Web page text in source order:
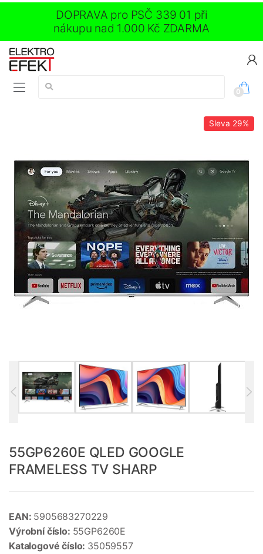
DOPRAVA pro PSČ 339 01 při
nákupu nad 1.000 Kč ZDARMA
Vyhledávání:
0
Sleva 29%
55GP6260E QLED GOOGLE
FRAMELESS TV SHARP
EAN: 5905683270229
Výrobní číslo: 55GP6260E
Katalogové číslo: 35059557